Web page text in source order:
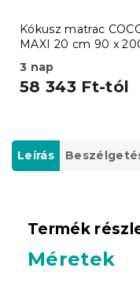
Kókusz matrac
MAXI 20 cm 90 x
3 nap
58 343 Ft-tól
Leírás
Termék
Méretek